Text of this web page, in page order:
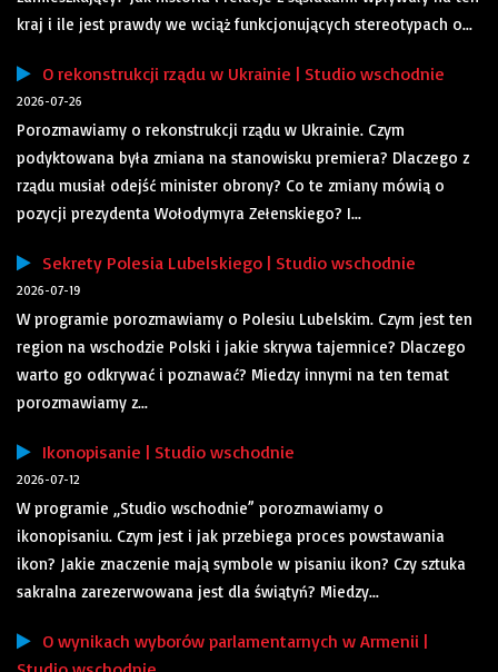
kraj i ile jest prawdy we wciąż funkcjonujących stereotypach o...
O rekonstrukcji rządu w Ukrainie | Studio wschodnie
2026-07-26
Porozmawiamy o rekonstrukcji rządu w Ukrainie. Czym
podyktowana była zmiana na stanowisku premiera? Dlaczego z
rządu musiał odejść minister obrony? Co te zmiany mówią o
pozycji prezydenta Wołodymyra Zełenskiego? I...
Sekrety Polesia Lubelskiego | Studio wschodnie
2026-07-19
W programie porozmawiamy o Polesiu Lubelskim. Czym jest ten
region na wschodzie Polski i jakie skrywa tajemnice? Dlaczego
warto go odkrywać i poznawać? Miedzy innymi na ten temat
porozmawiamy z...
Ikonopisanie | Studio wschodnie
2026-07-12
W programie „Studio wschodnie” porozmawiamy o
ikonopisaniu. Czym jest i jak przebiega proces powstawania
ikon? Jakie znaczenie mają symbole w pisaniu ikon? Czy sztuka
sakralna zarezerwowana jest dla świątyń? Miedzy...
O wynikach wyborów parlamentarnych w Armenii |